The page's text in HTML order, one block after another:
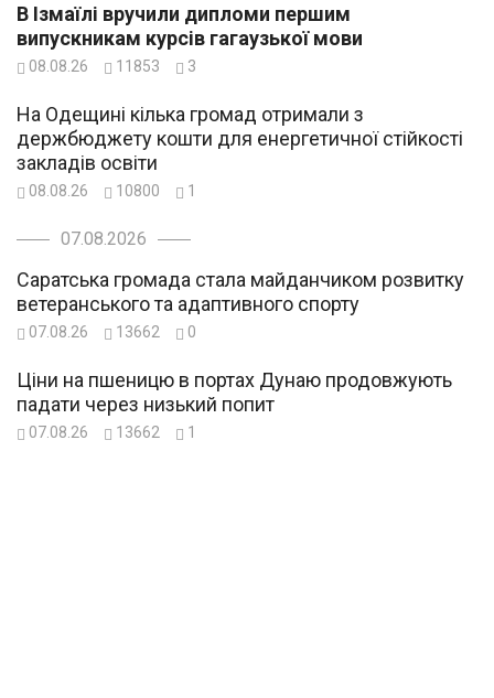
В Ізмаїлі вручили дипломи першим
випускникам курсів гагаузької мови
08.08.26 11853 3
На Одещині кілька громад отримали з
держбюджету кошти для енергетичної стійкості
закладів освіти
08.08.26 10800 1
07.08.2026
Саратська громада стала майданчиком розвитку
ветеранського та адаптивного спорту
07.08.26 13662 0
Ціни на пшеницю в портах Дунаю продовжують
падати через низький попит
07.08.26 13662 1